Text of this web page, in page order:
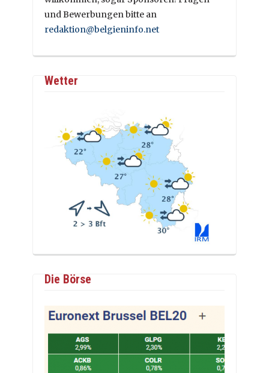
und Bewerbungen bitte an
redaktion@belgieninfo.net
Wetter
Die Börse